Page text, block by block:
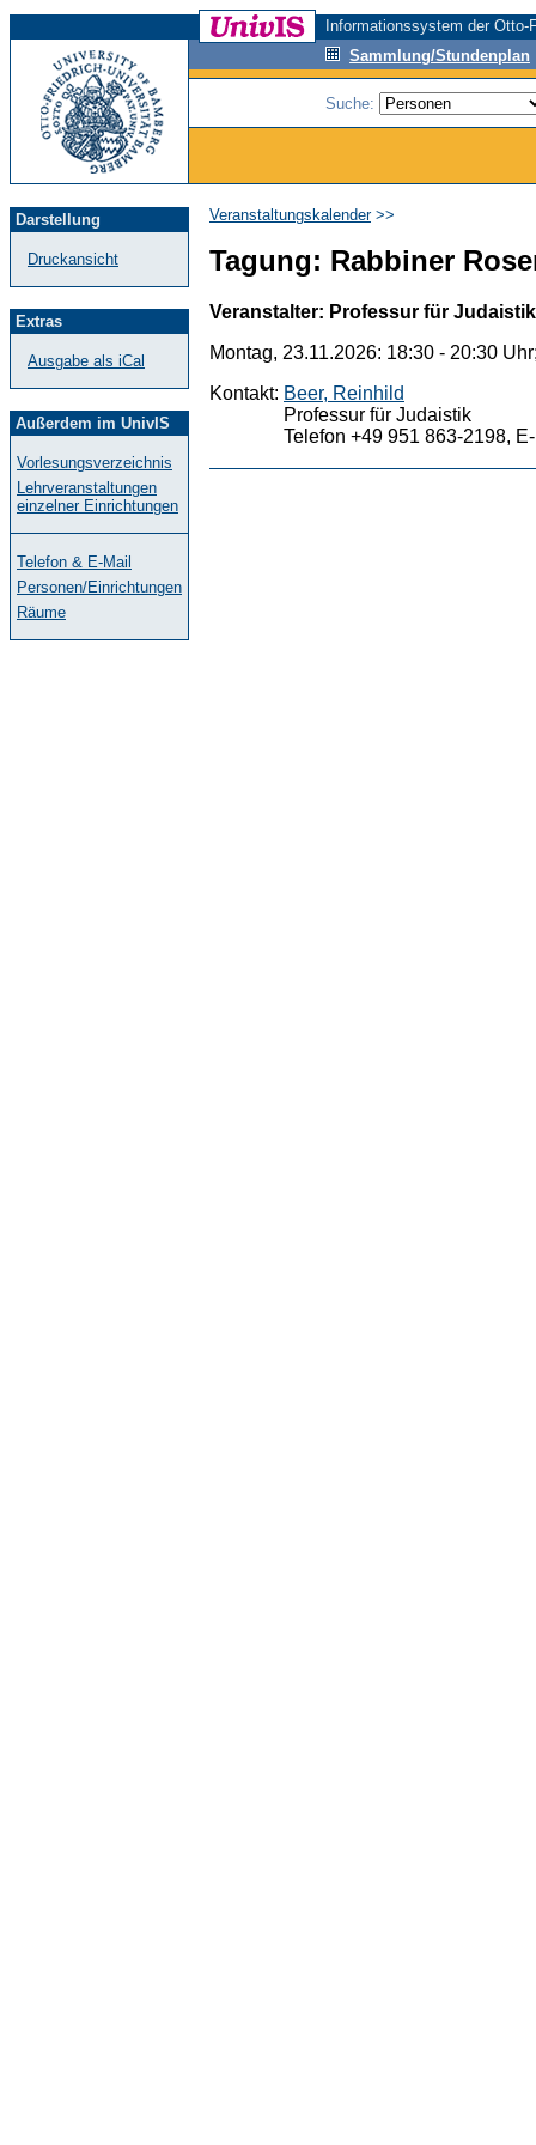
Informationssystem der
Sammlung/Stundenplan
Suche:
Darstellung
Druckansicht
Extras
Ausgabe als iCal
Außerdem im UnivIS
Vorlesungsverzeichnis
Lehrveranstaltungen
einzelner Einrichtungen
Telefon & E-Mail
Personen/Einrichtungen
Räume
Veranstaltungskalender>>
Tagung: Rabbiner
Veranstalter: Professur für Judaistik
Montag, 23.11.2026: 18:30 - 20:30
Kontakt: Beer, Reinhild
Professur für Judaistik
Telefon +49 951 863-2198,